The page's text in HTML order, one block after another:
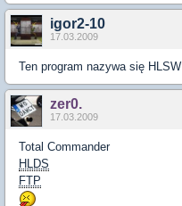
igor2-10
17.03.2009
Ten program nazywa się HLSW
zer0.
17.03.2009
Total Commander
HLDS
FTP